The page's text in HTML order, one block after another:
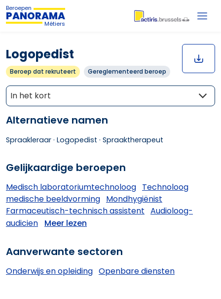
Beroepen
PANORAMA
Métiers
Logopedist
Beroep dat rekruteert Gereglementeerd beroep
In het kort
Alternatieve namen
Spraakleraar · Logopedist · Spraaktherapeut
Gelijkaardige beroepen
Medisch laboratoriumtechnoloog Technoloog
medische beeldvorming Mondhygiënist
Farmaceutisch-technisch assistent Audioloog-
audicien
Meer lezen
Aanverwante sectoren
Onderwijs en opleiding Openbare diensten